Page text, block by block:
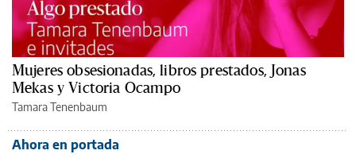
Mujeres obsesionadas, libros prestados, Jonas
Mekas y Victoria Ocampo
Tamara Tenenbaum
Ahora en portada